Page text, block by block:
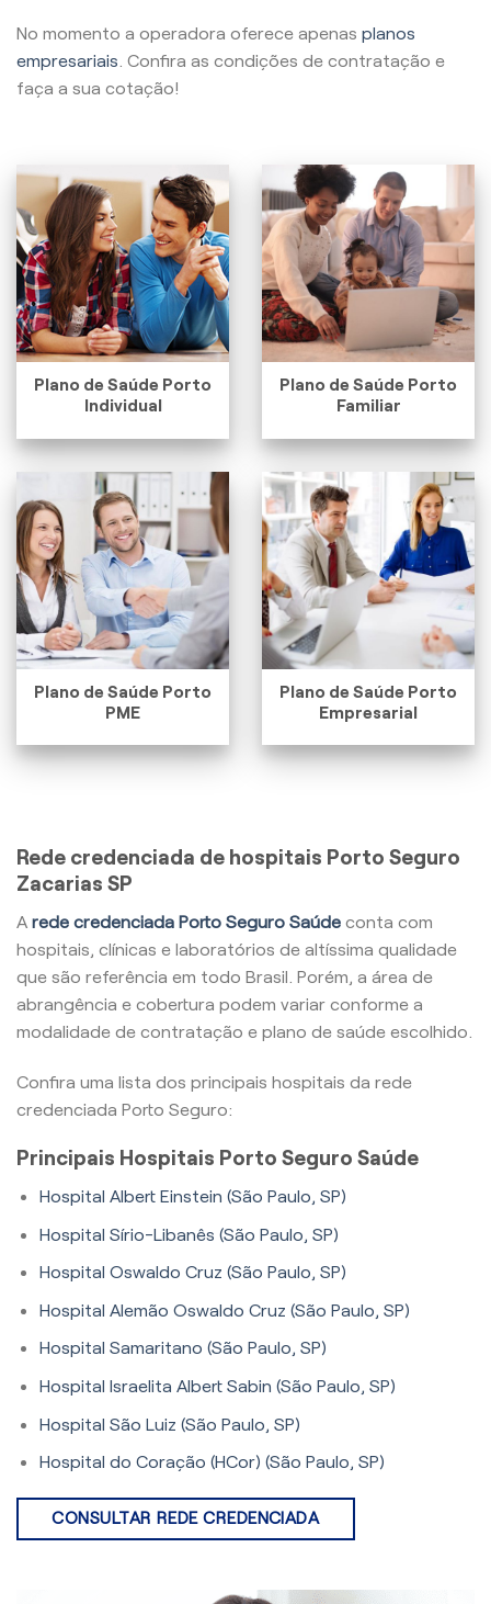
No momento a operadora oferece apenas planos
empresariais . Confira as condições de contratação e
faça a sua cotação!
Plano de Saúde Porto
Individual
Plano de Saúde Porto
Familiar
Plano de Saúde Porto
PME
Plano de Saúde Porto
Empresarial
Rede credenciada de hospitais Porto Seguro
Zacarias SP
A rede credenciada Porto Seguro Saúde conta com
hospitais, clínicas e laboratórios de altíssima qualidade
que são referência em todo Brasil. Porém, a área de
abrangência e cobertura podem variar conforme a
modalidade de contratação e plano de saúde escolhido.
Confira uma lista dos principais hospitais da rede
credenciada Porto Seguro:
Principais Hospitais Porto Seguro Saúde
Hospital Albert Einstein (São Paulo, SP)
Hospital Sírio-Libanês (São Paulo, SP)
Hospital Oswaldo Cruz (São Paulo, SP)
Hospital Alemão Oswaldo Cruz (São Paulo, SP)
Hospital Samaritano (São Paulo, SP)
Hospital Israelita Albert Sabin (São Paulo, SP)
Hospital São Luiz (São Paulo, SP)
Hospital do Coração (HCor) (São Paulo, SP)
CONSULTAR REDE CREDENCIADA